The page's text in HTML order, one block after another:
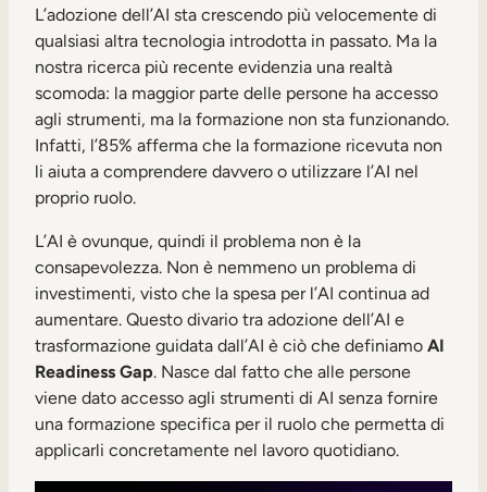
Formazione esterna
Customer Education
Partner Enablement
Formazione per associazioni e membri
Skills Intelligence
Pianificazione delle competenze
Upskilling e Reskilling
Mobilità interna
L’adozione dell’AI sta crescendo più velocemente di
qualsiasi altra tecnologia introdotta in passato. Ma la
nostra ricerca più recente evidenzia una realtà
scomoda: la maggior parte delle persone ha accesso
agli strumenti, ma la formazione non sta funzionando.
Infatti, l’85% afferma che la formazione ricevuta non
li aiuta a comprendere davvero o utilizzare l’AI nel
proprio ruolo.
L’AI è ovunque, quindi il problema non è la
consapevolezza. Non è nemmeno un problema di
investimenti, visto che la spesa per l’AI continua ad
aumentare. Questo divario tra adozione dell’AI e
trasformazione guidata dall’AI è ciò che definiamo AI
Readiness Gap. Nasce dal fatto che alle persone
viene dato accesso agli strumenti di AI senza fornire
una formazione specifica per il ruolo che permetta di
applicarli concretamente nel lavoro quotidiano.